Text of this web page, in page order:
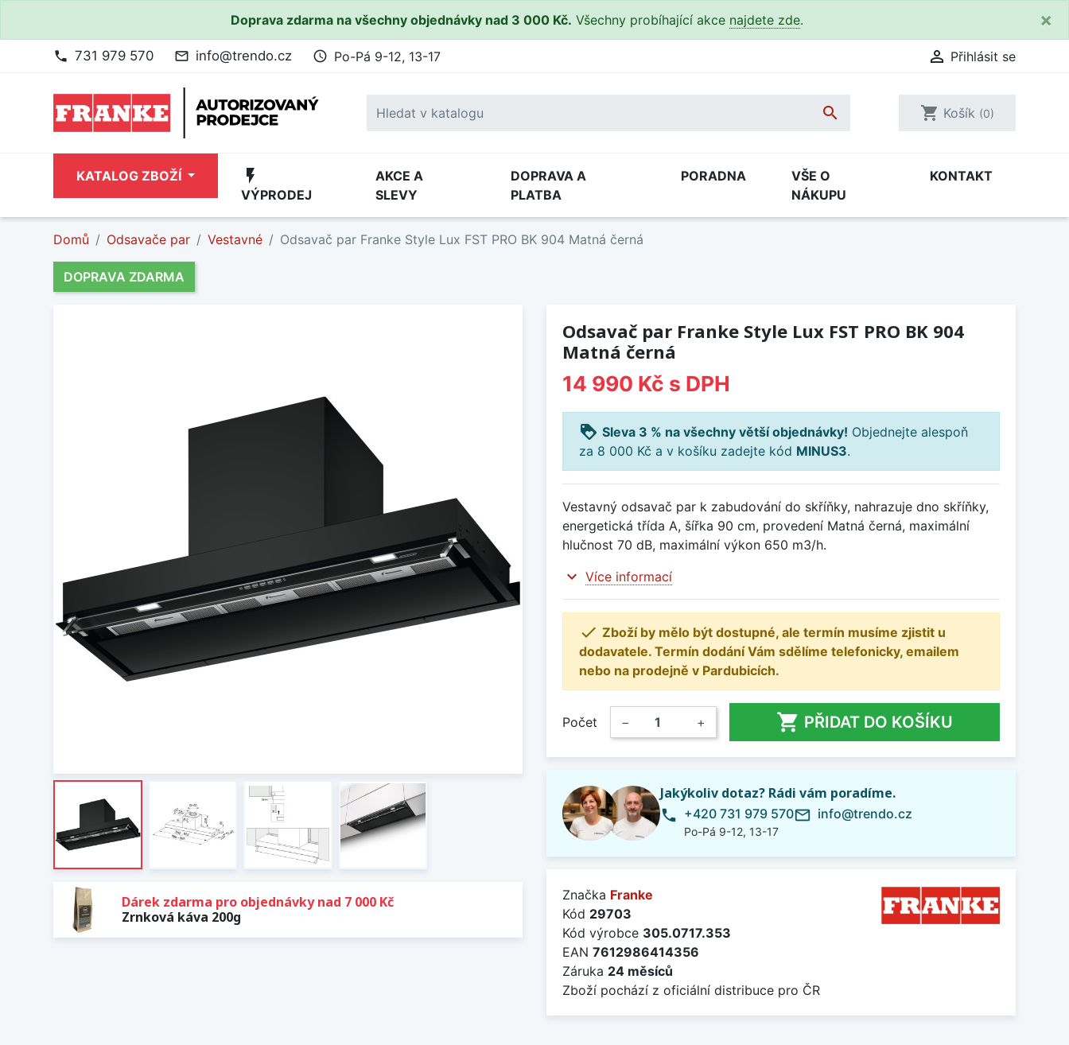
Doprava zdarma na všechny objednávky nad 3 000 Kč. Všechny probíhající akce najdete zde. ×
phone 731 979 570 mail_outline info@trendo.cz access_time Po-Pá 9-12, 13-17  Přihlásit se
 shopping_cart Košík (0)
KATALOG ZBOŽÍ flash_on
VÝPRODEJ
AKCE A
SLEVY
DOPRAVA A
PLATBA
PORADNA
VŠE O
NÁKUPU
KONTAKT
Domů Odsavače par Vestavné Odsavač par Franke Style Lux FST PRO BK 904 Matná černá
DOPRAVA ZDARMA
Dárek zdarma pro objednávky nad 7 000 Kč
Zrnková káva 200g
Odsavač par Franke Style Lux FST PRO BK 904
Matná černá
14 990 Kč s DPH
loyalty Sleva 3 % na všechny větší objednávky! Objednejte alespoň
za 8 000 Kč a v košíku zadejte kód MINUS3.
Vestavný odsavač par k zabudování do skříňky, nahrazuje dno skříňky,
energetická třída A, šířka 90 cm, provedení Matná černá, maximální
hlučnost 70 dB, maximální výkon 650 m3/h.
expand_more Více informací
 Zboží by mělo být dostupné, ale termín musíme zjistit u
dodavatele. Termín dodání Vám sdělíme telefonicky, emailem
nebo na prodejně v Pardubicích.
Počet − +  PŘIDAT DO KOŠÍKU
Jakýkoliv dotaz? Rádi vám poradíme.
phone +420 731 979 570
Po-Pá 9-12, 13-17
mail_outline info@trendo.cz
Značka Franke
Kód 29703
Kód výrobce 305.0717.353
EAN 7612986414356
Záruka 24 měsíců
Zboží pochází z oficiální distribuce pro ČR